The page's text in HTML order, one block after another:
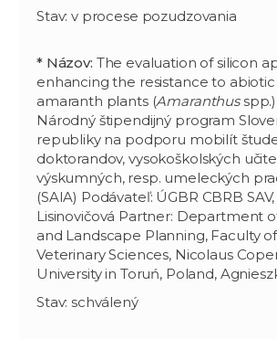
Stav: v procese pozudzovania
* Názov: The evaluation of silicon
enhancing the resistance to abiotic
amaranth plants (Amaranthus
Národný štipendijný program
republiky na podporu mobilít
doktorandov, vysokoškolských
výskumných, resp. umeleckých
(SAIA) Podávateľ: ÚGBR CBRB
Lisinovičová Partner: Department
and Landscape Planning, Faculty
Veterinary Sciences, Nicolaus
University in Toruń, Poland,
Stav: schválený